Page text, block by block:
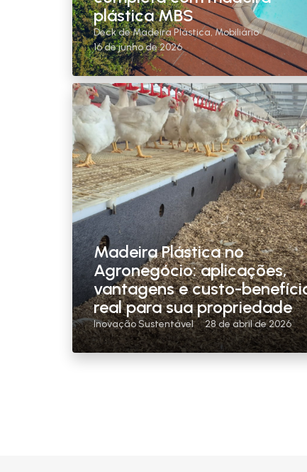
plástica MBS
Deck de Madeira Plástica,Mobiliário
16 de junho de 2026
Madeira Plástica no
Agronegócio: aplicações,
vantagens e custo-
real para sua propriedade
Inovação Sustentável 28 de abril de 2026